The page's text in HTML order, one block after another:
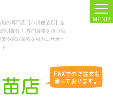
の専門店【市川種苗店】全
明書付！ 専門資格を持つ店
や家庭菜園を強力にサポー
ト
MENU